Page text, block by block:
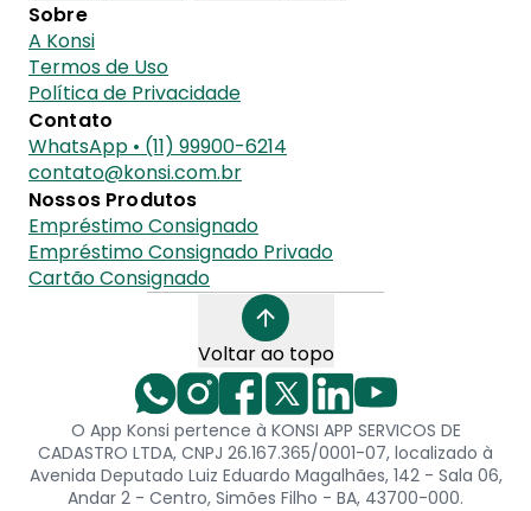
Sobre
A Konsi
Termos de Uso
Política de Privacidade
Contato
WhatsApp • (11) 99900-6214
contato@konsi.com.br
Nossos Produtos
Empréstimo Consignado
Empréstimo Consignado Privado
Cartão Consignado
Voltar ao topo
O App Konsi pertence à KONSI APP SERVICOS DE
CADASTRO LTDA, CNPJ 26.167.365/0001-07, localizado à
Avenida Deputado Luiz Eduardo Magalhães, 142 - Sala 06,
Andar 2 - Centro, Simões Filho - BA, 43700-000.